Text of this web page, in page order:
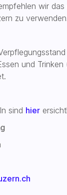
wir
zu
und Trinken
sind hier